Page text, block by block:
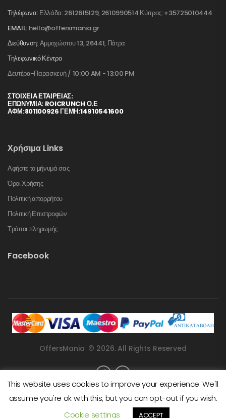
Τηλέφωνα: Ελλάδα: 2612615129, 2610990514 Κύπρος: +35725010444
EMAIL: hello@offersmania.gr
Διεύθυνση:Αμμοχώστου 13, 26441, Πάτρα
Τηλεφωνικό Κέντρο
Δευτέρα-Παρασκευή / 10:00 AM - 13:00 PM
ΣΤΟΙΧΕΊΑ ΕΤΑΙΡΕΊΑΣ:
ΕΠΩΝΥΜΙΑ: ROICRUNCH Ο.Ε
ΑΦΜ:801100926 ΓΕΜΗ:14910541600
Χρήσιμα Links
Αφήστε το μήνυμά σας
Όροι Χρήσης
Πολιτική απορρήτου
Πολιτική Επιστροφών
Τρόποι πληρωμής
Facebook
OffersMania © 2026. All Rights Reserved
This website uses cookies to improve your experience. We'll
assume you're ok with this, but you can opt-out if you wish.
Cookie settings
ACCEPT